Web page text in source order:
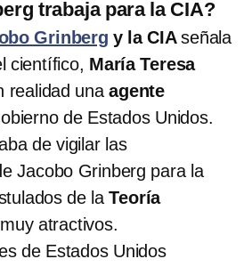
trabaja para la CIA?
Grinberg y la CIAseñala
científico, María Teresa
realidad unaagente
de Estados Unidos.
de vigilar las
Jacobo Grinberg para la
de laTeoría
atractivos.
de Estados Unidos